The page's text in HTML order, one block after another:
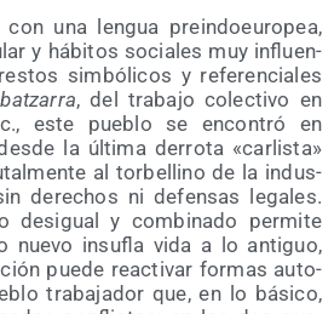
una len­gua pre­in­do­euro­pea,
y hábi­tos socia­les muy influen­
sim­bó­li­cos y refe­ren­cia­les
batza­rra, del tra­ba­jo colec­ti­vo en
este pue­blo se encon­tró en
la últi­ma derro­ta «car­lis­ta»
al tor­be­llino de la indus­
dere­chos ni defen­sas lega­les.
des­igual y com­bi­na­do per­mi­te
nue­vo insu­fla vida a lo anti­guo,
pue­de reac­ti­var for­mas auto­
tra­ba­ja­dor que, en lo bási­co,